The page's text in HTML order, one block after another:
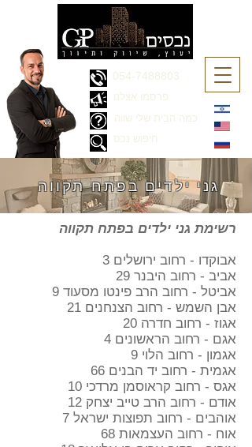
054-7488803
כמה הבית שלי שווה
פרסמו אצלנו
חיפוש נכס
גני ילדים בפתח תקווה
רשימת גני ילדים בפתח תקווה
אבוקדו - רחוב ירושלים 3
אביב - רחוב היבנר 29
אביטל - רחוב הרב פינטו מסעוד 9
אבן השמש - רחוב הצנחנים 21
אגוז - רחוב חדרה 20
אגם - רחוב הראשונים 4
אגמון - רחוב הלוי 9
אגמית - רחוב יד הבנים 66
אגס - רחוב קראוסמן מרדכי 10
אודם - רחוב הרב טייב יצחק 12
אוהבים - רחוב תפוצות ישראל 7
אוח - רחוב העצמאות 68